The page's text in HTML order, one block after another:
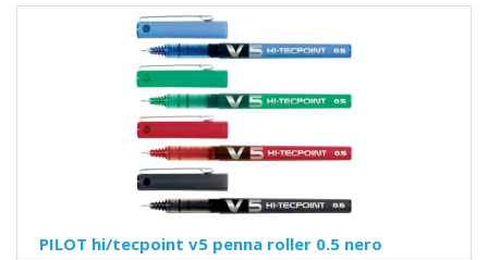
PILOT hi/tecpoint v5 penna roller 0.5 nero